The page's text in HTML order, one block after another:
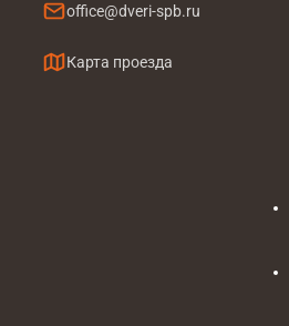
office@dveri-spb.ru
Карта проезда